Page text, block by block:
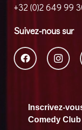
+32 (0)2 649 99
Suivez-nous sur
Inscrivez-
Comedy Club